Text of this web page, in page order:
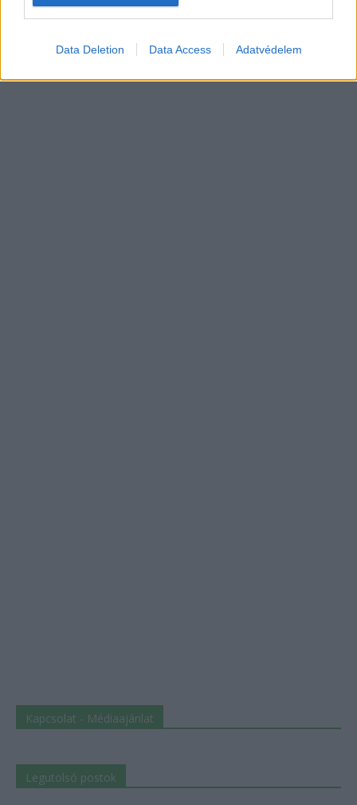
Data Deletion Data Access Adatvédelem
Kapcsolat - Médiaajánlat
Legutolsó postok